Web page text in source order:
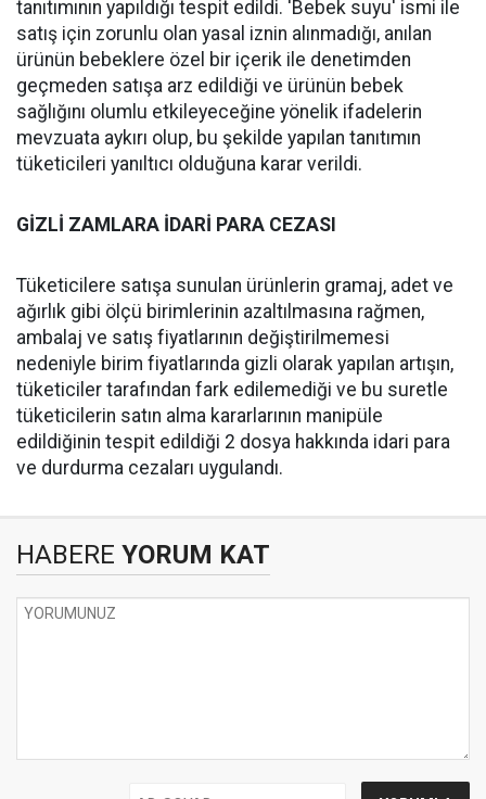
tanıtımının yapıldığı tespit edildi. 'Bebek suyu' ismi ile
satış için zorunlu olan yasal iznin alınmadığı, anılan
ürünün bebeklere özel bir içerik ile denetimden
geçmeden satışa arz edildiği ve ürünün bebek
sağlığını olumlu etkileyeceğine yönelik ifadelerin
mevzuata aykırı olup, bu şekilde yapılan tanıtımın
tüketicileri yanıltıcı olduğuna karar verildi.
GİZLİ ZAMLARA İDARİ PARA CEZASI
Tüketicilere satışa sunulan ürünlerin gramaj, adet ve
ağırlık gibi ölçü birimlerinin azaltılmasına rağmen,
ambalaj ve satış fiyatlarının değiştirilmemesi
nedeniyle birim fiyatlarında gizli olarak yapılan artışın,
tüketiciler tarafından fark edilemediği ve bu suretle
tüketicilerin satın alma kararlarının manipüle
edildiğinin tespit edildiği 2 dosya hakkında idari para
ve durdurma cezaları uygulandı.
HABERE YORUM KAT